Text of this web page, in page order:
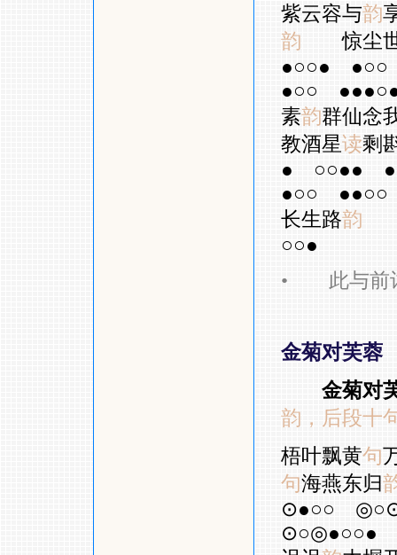
紫云容与韵
韵 惊尘
●○○●
●○○
●○○
素韵群仙念
教酒星读剩
●
○○●●
●○○
●●○○
长生路韵
○○●
• 此与前词
金菊对芙蓉
金菊对
韵，后段十
梧叶飘黄句
句海燕东归
⊙●○○
⊙○◎●○○●